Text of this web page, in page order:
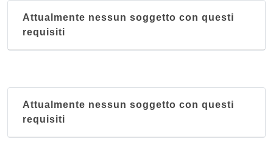
Attualmente nessun soggetto con questi
requisiti
Attualmente nessun soggetto con questi
requisiti